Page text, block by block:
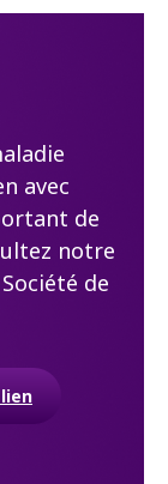
avec
de
notre
de